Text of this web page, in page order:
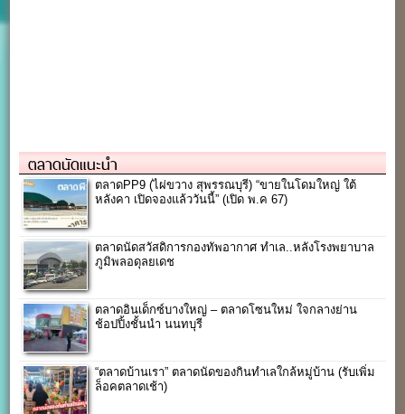
ตลาดนัดแนะนำ
ตลาดPP9 (ไผ่ขวาง สุพรรณบุรี) “ขายในโดมใหญ่ ใต้
หลังคา เปิดจองแล้ววันนี้” (เปิด พ.ค 67)
ตลาดนัดสวัสดิการกองทัพอากาศ ทำเล..หลังโรงพยาบาล
ภูมิพลอดุลยเดช
ตลาดอินเด็กซ์บางใหญ่ – ตลาดโซนใหม่ ใจกลางย่าน
ช้อปปิ้งชั้นนำ นนทบุรี
“ตลาดบ้านเรา” ตลาดนัดของกินทำเลใกล้หมู่บ้าน (รับเพิ่ม
ล็อคตลาดเช้า)